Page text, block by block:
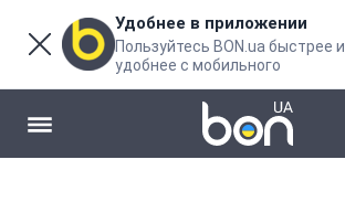
Удобнее в приложении
Пользуйтесь BON.ua быстрее и
удобнее с мобильного